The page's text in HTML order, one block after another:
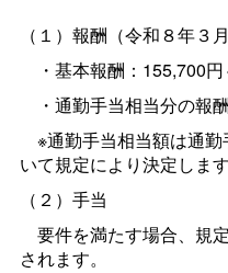
（１）報酬（令和８年３
・基本報酬：155,700円
・通勤手当相当分の報酬
※通勤手当相当額は通
いて規定により決定します
（２）手当
要件を満たす場合、規
されます。